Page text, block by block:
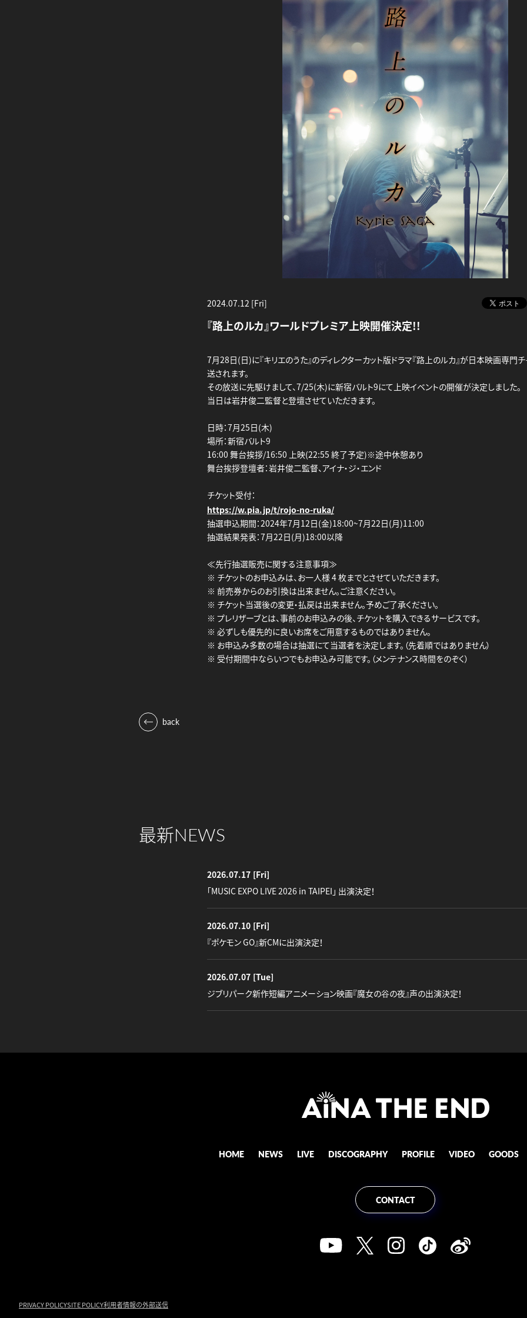
2024.07.12 [Fri]
『路上のルカ』ワールドプレミア上映開催決定!!
7月28日(日)に『キリエのうた』のディレクターカット版ドラマ『路上のルカ』が日本映画専門
送されます。
その放送に先駆けまして、7/25(木)に新宿バルト9にて上映イベントの開催が決定しました。
当日は岩井俊二監督と登壇させていただきます。
日時：7月25日(木)
場所：新宿バルト9
16:00 舞台挨拶/16:50 上映(22:55 終了予定)※途中休憩あり
舞台挨拶登壇者：岩井俊二監督、アイナ・ジ・エンド
チケット受付：
https://w.pia.jp/t/rojo-no-ruka/
抽選申込期間：2024年7月12日(金)18:00~7月22日(月)11:00
抽選結果発表：7月22日(月)18:00以降
≪先行抽選販売に関する注意事項≫
※ チケットのお申込みは、お一人様 4 枚までとさせていただきます。
※ 前売券からのお引換は出来ません。ご注意ください。
※ チケット当選後の変更・払戻は出来ません。予めご了承ください。
※ プレリザーブとは、事前のお申込みの後、チケットを購入できるサービスです。
※ 必ずしも優先的に良いお席をご用意するものではありません。
※ お申込み多数の場合は抽選にて当選者を決定します。（先着順ではありません）
※ 受付期間中ならいつでもお申込み可能です。（メンテナンス時間をのぞく）
back
最新NEWS
2026.07.17 [Fri]
「MUSIC EXPO LIVE 2026 in TAIPEI」 出演決定！
2026.07.10 [Fri]
『ポケモン GO』新CMに出演決定！
2026.07.07 [Tue]
ジブリパーク新作短編アニメーション映画『魔女の谷の夜』声の出演決定！
HOME NEWS LIVE DISCOGRAPHY PROFILE VIDEO GOODS
CONTACT
PRIVACY POLICYSITE POLICY利用者情報の外部送信